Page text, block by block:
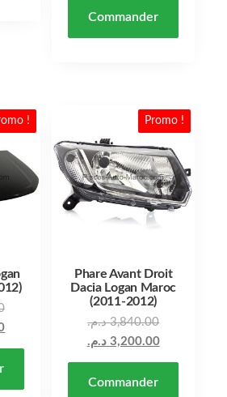
Commander
! Promo !
Phare Avant Droit
Dacia Logan Maroc
(2011-2012)
3,840.00 د.م.
3,200.00 د.م.
Commander